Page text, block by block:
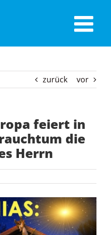
zurück vor
feiert in
die
Herrn